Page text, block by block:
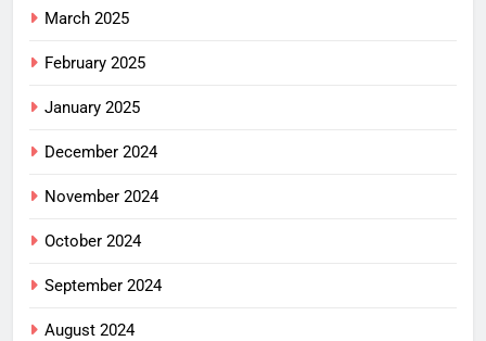
March 2025
February 2025
January 2025
December 2024
November 2024
October 2024
September 2024
August 2024